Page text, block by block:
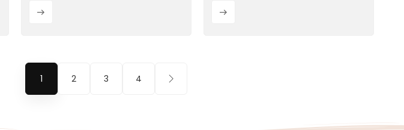
поверхностью и
1 2 3 4